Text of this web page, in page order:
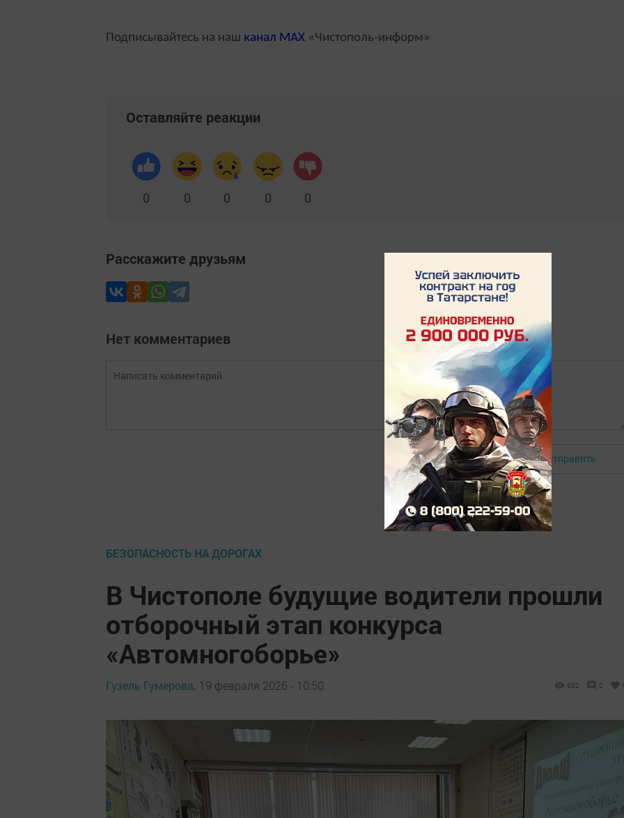
Подписывайтесь на наш канал MAX «Чистополь-информ»
Оставляйте реакции
0 0 0 0 0
Расскажите друзьям
Нет комментариев
Авторизоваться Отправить
БЕЗОПАСНОСТЬ НА ДОРОГАХ
В Чистополе будущие водители прошли
отборочный этап конкурса
«Автомногоборье»
Гузель Гумерова, 19 февраля 2026 - 10:50 632 0